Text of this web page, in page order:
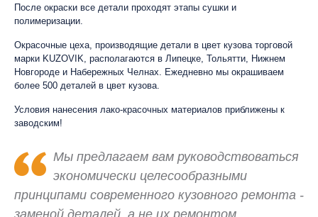
После окраски все детали проходят этапы сушки и
полимеризации.
Окрасочные цеха, производящие детали в цвет кузова торговой
марки KUZOVIK, располагаются в Липецке, Тольятти, Нижнем
Новгороде и Набережных Челнах. Ежедневно мы окрашиваем
более 500 деталей в цвет кузова.
Условия нанесения лако-красочных материалов приближены к
заводским!
Мы предлагаем вам руководствоваться
экономически целесообразными
принципами современного кузовного ремонта -
заменой деталей, а не их ремонтом.